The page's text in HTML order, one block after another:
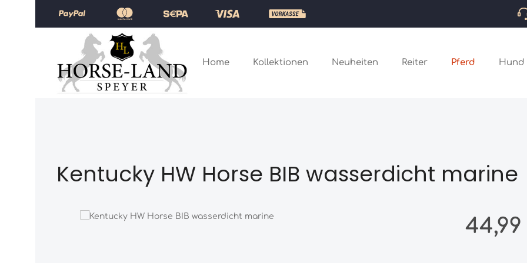
Zum Hauptinhalt springen
Zur Hauptnavigation springen
Home Kollektionen Neuheiten Reiter Pferd Hund
Kentucky HW Horse BIB wasserdicht marine
Bildergalerie überspringen Regulärer Preis: